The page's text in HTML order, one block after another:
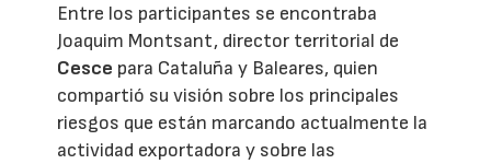
Entre los participantes se encontraba
Joaquim Montsant, director territorial de
Cesce para Cataluña y Baleares, quien
compartió su visión sobre los principales
riesgos que están marcando actualmente la
actividad exportadora y sobre las